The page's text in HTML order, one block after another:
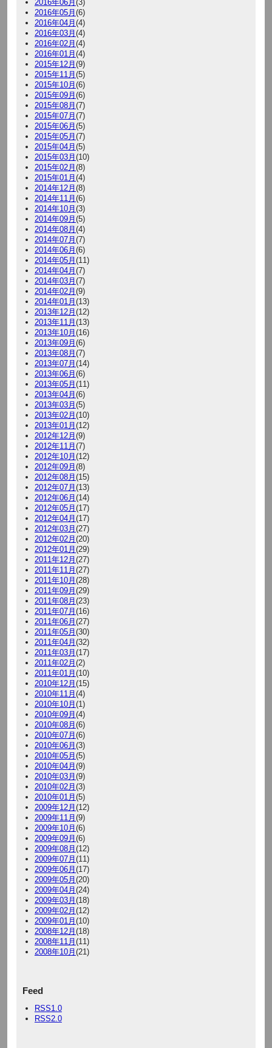
2016年06月 (3)
2016年05月 (6)
2016年04月 (4)
2016年03月 (4)
2016年02月 (4)
2016年01月 (4)
2015年12月 (9)
2015年11月 (5)
2015年10月 (6)
2015年09月 (6)
2015年08月 (7)
2015年07月 (7)
2015年06月 (5)
2015年05月 (7)
2015年04月 (5)
2015年03月 (10)
2015年02月 (8)
2015年01月 (4)
2014年12月 (8)
2014年11月 (6)
2014年10月 (3)
2014年09月 (5)
2014年08月 (4)
2014年07月 (7)
2014年06月 (6)
2014年05月 (11)
2014年04月 (7)
2014年03月 (7)
2014年02月 (9)
2014年01月 (13)
2013年12月 (12)
2013年11月 (13)
2013年10月 (16)
2013年09月 (6)
2013年08月 (7)
2013年07月 (14)
2013年06月 (6)
2013年05月 (11)
2013年04月 (6)
2013年03月 (5)
2013年02月 (10)
2013年01月 (12)
2012年12月 (9)
2012年11月 (7)
2012年10月 (12)
2012年09月 (8)
2012年08月 (15)
2012年07月 (13)
2012年06月 (14)
2012年05月 (17)
2012年04月 (17)
2012年03月 (27)
2012年02月 (20)
2012年01月 (29)
2011年12月 (27)
2011年11月 (27)
2011年10月 (28)
2011年09月 (29)
2011年08月 (23)
2011年07月 (16)
2011年06月 (27)
2011年05月 (30)
2011年04月 (32)
2011年03月 (17)
2011年02月 (2)
2011年01月 (10)
2010年12月 (15)
2010年11月 (4)
2010年10月 (1)
2010年09月 (4)
2010年08月 (6)
2010年07月 (6)
2010年06月 (3)
2010年05月 (5)
2010年04月 (9)
2010年03月 (9)
2010年02月 (3)
2010年01月 (5)
2009年12月 (12)
2009年11月 (9)
2009年10月 (6)
2009年09月 (6)
2009年08月 (12)
2009年07月 (11)
2009年06月 (17)
2009年05月 (20)
2009年04月 (24)
2009年03月 (18)
2009年02月 (12)
2009年01月 (10)
2008年12月 (18)
2008年11月 (11)
2008年10月 (21)
Feed
RSS1.0
RSS2.0